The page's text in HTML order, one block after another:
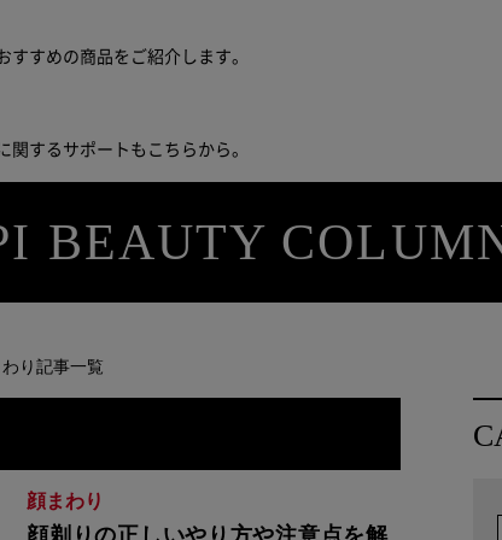
すめの商品をご紹介します。
するサポートもこちらから。
BEAUTY
わり記事一覧
顔まわり
顔剃りの正しいやり方や注意点を解